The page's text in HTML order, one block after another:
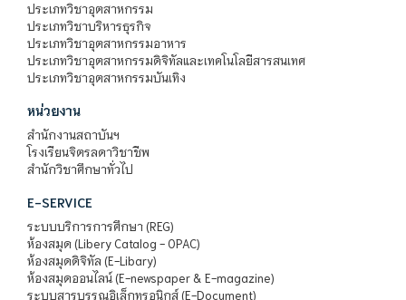
ประเภทวิชาอุตสาหกรรม
ประเภทวิชาบริหารธุรกิจ
ประเภทวิชาอุตสาหกรรมอาหาร
ประเภทวิชาอุตสาหกรรมดิจิทัลและเทคโนโลยีสารสนเทศ
ประเภทวิชาอุตสาหกรรมบันเทิง
หน่วยงาน
สำนักงานสถาบันฯ
โรงเรียนจิตรลดาวิชาชีพ
สำนักวิชาศึกษาทั่วไป
E-SERVICE
ระบบบริการการศึกษา (REG)
ห้องสมุด (Libery Catalog - OPAC)
ห้องสมุดดิจิทัล (E-Libary)
ห้องสมุดออนไลน์ (E-newspaper & E-magazine)
ระบบสารบรรณอิเล็กทรอนิกส์ (E-Document)